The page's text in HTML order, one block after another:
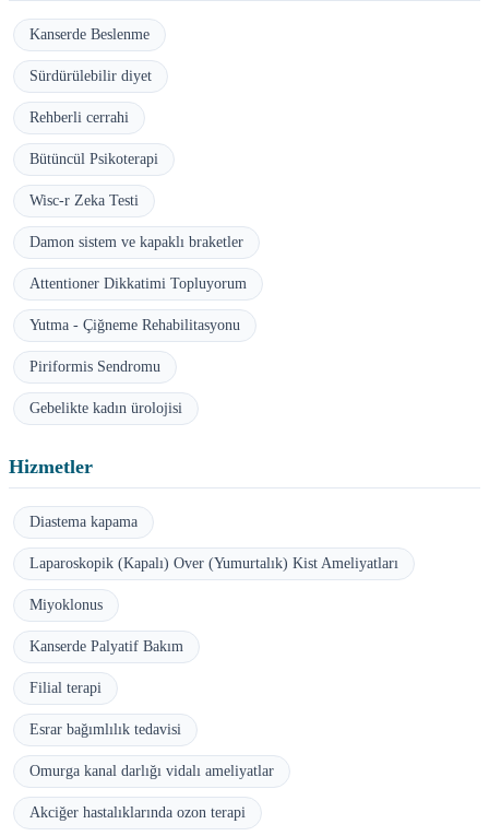
Kanserde Beslenme
Sürdürülebilir diyet
Rehberli cerrahi
Bütüncül Psikoterapi
Wisc-r Zeka Testi
Damon sistem ve kapaklı braketler
Attentioner Dikkatimi Topluyorum
Yutma - Çiğneme Rehabilitasyonu
Piriformis Sendromu
Gebelikte kadın ürolojisi
Hizmetler
Diastema kapama
Laparoskopik (Kapalı) Over (Yumurtalık) Kist Ameliyatları
Miyoklonus
Kanserde Palyatif Bakım
Filial terapi
Esrar bağımlılık tedavisi
Omurga kanal darlığı vidalı ameliyatlar
Akciğer hastalıklarında ozon terapi